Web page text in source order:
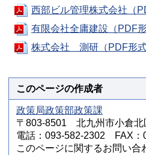
西部ビル管理株式会社（
有限会社全庸建設（PDF
株式会社 測研（PDF形式
このページの作成者
政策局政策部政策課
〒803-8501 北九州市小倉北
電話：093-582-2302 FAX：
このページに関するお問い合